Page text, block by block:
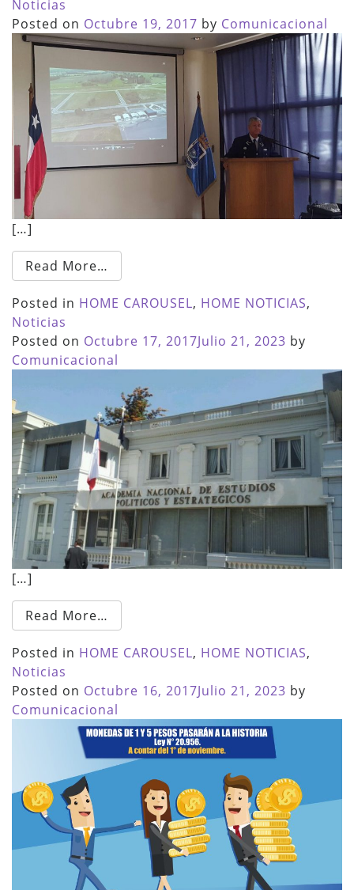
Noticias
Posted on Octubre 19, 2017 by Comunicacional
[…]
Read More…
Posted in HOME CAROUSEL, HOME NOTICIAS,
Noticias
Posted on Octubre 17, 2017Julio 21, 2023 by
Comunicacional
[…]
Read More…
Posted in HOME CAROUSEL, HOME NOTICIAS,
Noticias
Posted on Octubre 16, 2017Julio 21, 2023 by
Comunicacional